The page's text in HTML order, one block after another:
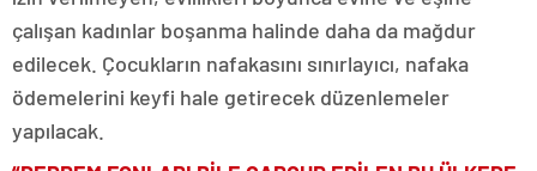
çalışan kadınlar boşanma halinde daha da mağdur
edilecek. Çocukların nafakasını sınırlayıcı, nafaka
ödemelerini keyfi hale getirecek düzenlemeler
yapılacak.